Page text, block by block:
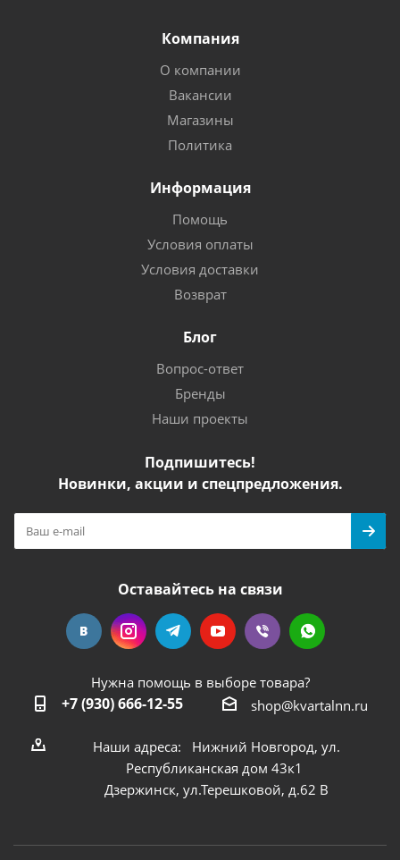
Компания
О компании
Вакансии
Магазины
Политика
Информация
Помощь
Условия оплаты
Условия доставки
Возврат
Блог
Вопрос-ответ
Бренды
Наши проекты
Подпишитесь!
Новинки, акции и спецпредложения.
Оставайтесь на связи
Нужна помощь в выборе товара?
+7 (930) 666-12-55 shop@kvartalnn.ru
Наши адреса: Нижний Новгород, ул.
Республиканская дом 43к1
Дзержинск, ул.Терешковой, д.62 В